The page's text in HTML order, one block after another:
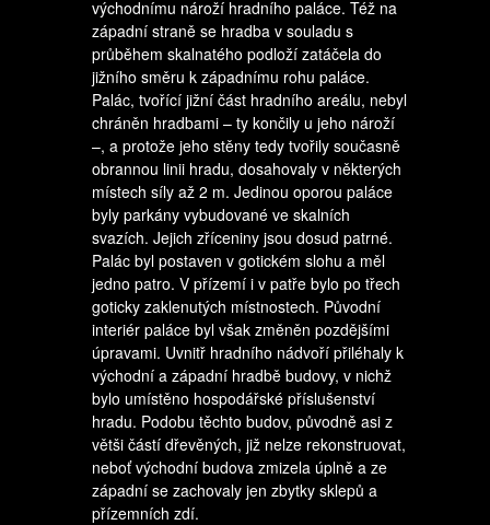
východnímu nároží hradního paláce. Též na
západní straně se hradba v souladu s
průběhem skalnatého podloží zatáčela do
jižního směru k západnímu rohu paláce.
Palác, tvořící jižní část hradního areálu, nebyl
chráněn hradbami – ty končily u jeho nároží
–, a protože jeho stěny tedy tvořily současně
obrannou linii hradu, dosahovaly v některých
místech síly až 2 m. Jedinou oporou paláce
byly parkány vybudované ve skalních
svazích. Jejich zříceniny jsou dosud patrné.
Palác byl postaven v gotickém slohu a měl
jedno patro. V přízemí i v patře bylo po třech
goticky zaklenutých místnostech. Původní
interiér paláce byl však změněn pozdějšími
úpravami. Uvnitř hradního nádvoří přiléhaly k
východní a západní hradbě budovy, v nichž
bylo umístěno hospodářské příslušenství
hradu. Podobu těchto budov, původně asi z
větši částí dřevěných, již nelze rekonstruovat,
neboť východní budova zmizela úplně a ze
západní se zachovaly jen zbytky sklepů a
přízemních zdí.